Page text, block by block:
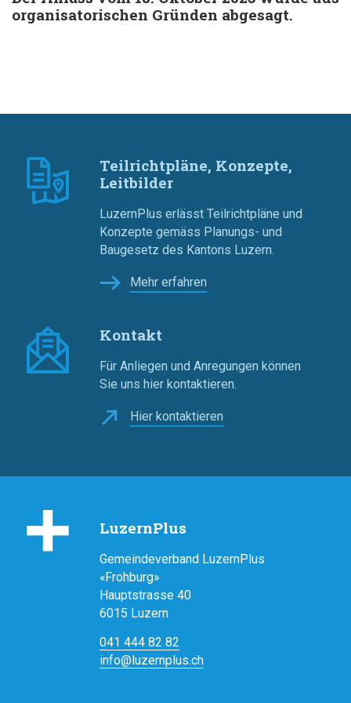
organisatorischen Gründen abgesagt.
Teilrichtpläne, Konzepte,
Leitbilder
LuzernPlus erlässt Teilrichtpläne und
Konzepte gemäss Planungs- und
Baugesetz des Kantons Luzern.
Mehr erfahren
Kontakt
Für Anliegen und Anregungen können
Sie uns hier kontaktieren.
Hier kontaktieren
LuzernPlus
Gemeindeverband LuzernPlus
«Frohburg»
Hauptstrasse 40
6015 Luzern
041 444 82 82
info@luzernplus.ch